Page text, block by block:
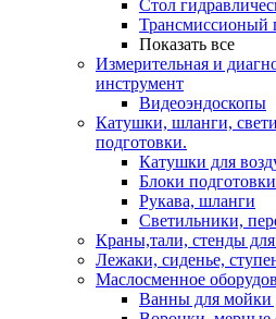
Стол
Трансмиссионый
Показать все
Измерительная и
инструмент
Видеоэндоскопы
Катушки, шланги,
подготовки.
Катушки для
Блоки
Рукава, шланги
Светильники,
Краны,тали, стенды
Лежаки, сиденье,
Маслосменное
Ванны для мойки